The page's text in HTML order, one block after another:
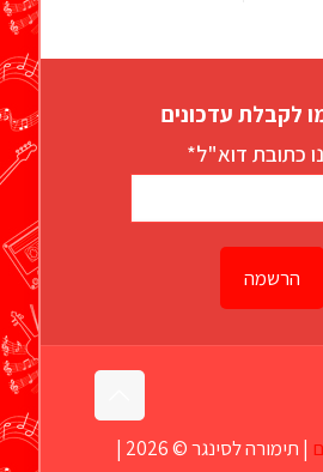
לקבלת עדכונים
כתובת דוא"ל*
| תימורה לסינגר © 2026 |